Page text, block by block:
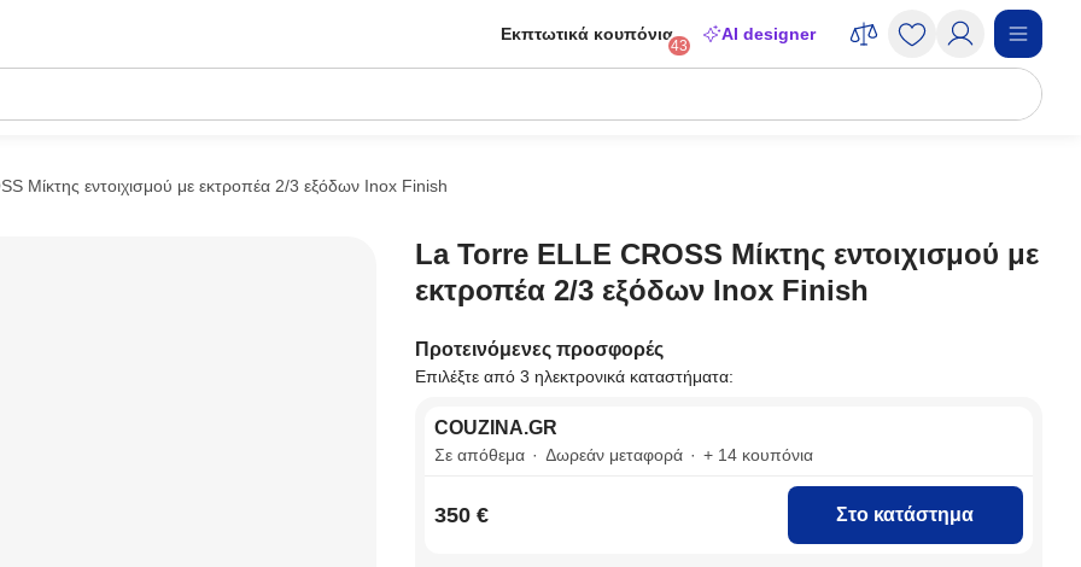
Εκπτωτικά κουπόνια
43
AI designer
Μίκτης εντοιχισμού με εκτροπέα 2/3 εξόδων Inox Finish
La Torre ELLE CROSS Μίκτης εντοιχισμού με
εκτροπέα 2/3 εξόδων Inox Finish
Προτεινόμενες προσφορές
Επιλέξτε από 3 ηλεκτρονικά καταστήματα:
COUZINA.GR
Σε απόθεμα Δωρεάν μεταφορά + 14 κουπόνια
350 € Στο κατάστημα